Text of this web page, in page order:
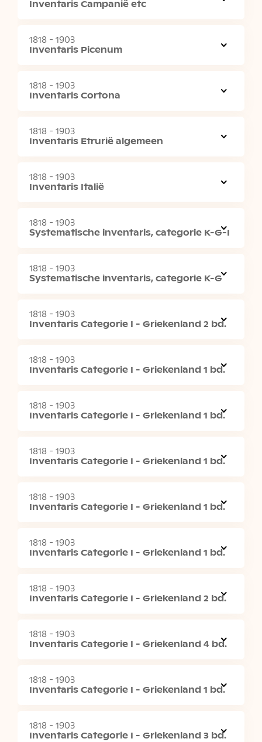
Inventaris Campanië etc
1818 - 1903
Inventaris Picenum
1818 - 1903
Inventaris Cortona
1818 - 1903
Inventaris Etrurië algemeen
1818 - 1903
Inventaris Italië
1818 - 1903
Systematische inventaris, categorie K-G-I
1818 - 1903
Systematische inventaris, categorie K-G
1818 - 1903
Inventaris Categorie I - Griekenland 2 bd.
1818 - 1903
Inventaris Categorie I - Griekenland 1 bd.
1818 - 1903
Inventaris Categorie I - Griekenland 1 bd.
1818 - 1903
Inventaris Categorie I - Griekenland 1 bd.
1818 - 1903
Inventaris Categorie I - Griekenland 1 bd.
1818 - 1903
Inventaris Categorie I - Griekenland 1 bd.
1818 - 1903
Inventaris Categorie I - Griekenland 2 bd.
1818 - 1903
Inventaris Categorie I - Griekenland 4 bd.
1818 - 1903
Inventaris Categorie I - Griekenland 1 bd.
1818 - 1903
Inventaris Categorie I - Griekenland 3 bd.